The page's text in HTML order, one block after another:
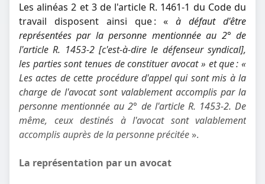
Les alinéas 2 et 3 de l'article R. 1461-1 du Code du
travail disposent ainsi que : «à défaut d'être
représentées par la personne mentionnée au 2° de
l'article R. 1453-2 [c'est-à-dire le défenseur syndical],
les parties sont tenues de constituer avocat » et que : «
Les actes de cette procédure d'appel qui sont mis à la
charge de l'avocat sont valablement accomplis par la
personne mentionnée au 2° de l'article R. 1453-2. De
même, ceux destinés à l'avocat sont valablement
accomplis auprès de la personne précitée ».
La représentation par un avocat